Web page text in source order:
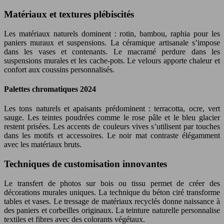
Matériaux et textures plébiscités
Les matériaux naturels dominent : rotin, bambou, raphia pour les
paniers muraux et suspensions. La céramique artisanale s’impose
dans les vases et contenants. Le macramé perdure dans les
suspensions murales et les cache-pots. Le velours apporte chaleur et
confort aux coussins personnalisés.
Palettes chromatiques 2024
Les tons naturels et apaisants prédominent : terracotta, ocre, vert
sauge. Les teintes poudrées comme le rose pâle et le bleu glacier
restent prisées. Les accents de couleurs vives s’utilisent par touches
dans les motifs et accessoires. Le noir mat contraste élégamment
avec les matériaux bruts.
Techniques de customisation innovantes
Le transfert de photos sur bois ou tissu permet de créer des
décorations murales uniques. La technique du béton ciré transforme
tables et vases. Le tressage de matériaux recyclés donne naissance à
des paniers et corbeilles originaux. La teinture naturelle personnalise
textiles et fibres avec des colorants végétaux.